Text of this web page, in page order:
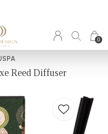
0
Reed Diffuser